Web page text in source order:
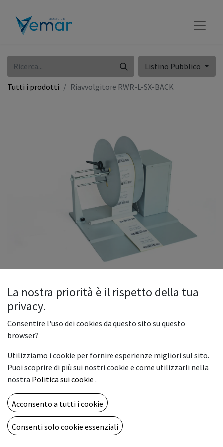
Listino Pubblico
Tutti i prodotti Riavvolgitore RWR-L-SX-BACK
Riavvolgitore RWR-L-SX-BACK
RWR è una serie di riavvolgitori/svolgitori di etichette
in rotolo costruiti per un utilizzo industriale¸ robusti¸
completamente
costruiti in acciaio¸ dotati di una grande base di appoggio
per una stabile connessione alla stampante. Disponibili
nelle versioni con larghezza 140 mm o 230 mm. Il mandrino a
espansione permette di utilizzare anime interne da 40 a 110
mm e
La nostra priorità è il rispetto della tua
privacy.
Consentire l'uso dei cookies da questo sito su questo
browser?
Utilizziamo i cookie per fornire esperienze migliori sul sito.
Puoi scoprire di più sui nostri cookie e come utilizzarli nella
nostra Politica sui cookie .
Acconsento a tutti i cookie
Consenti solo cookie essenziali